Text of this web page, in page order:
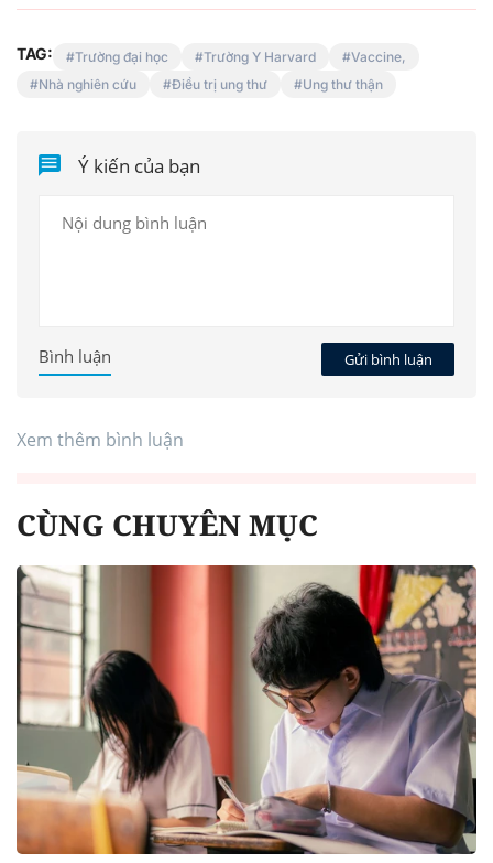
TAG: Trường đại học Trường Y Harvard
Vaccine,
Nhà nghiên cứu
Điều trị ung thư Ung thư thận
Ý kiến của bạn
Gửi bình luận
Bình luận
Xem thêm bình luận
CÙNG CHUYÊN MỤC